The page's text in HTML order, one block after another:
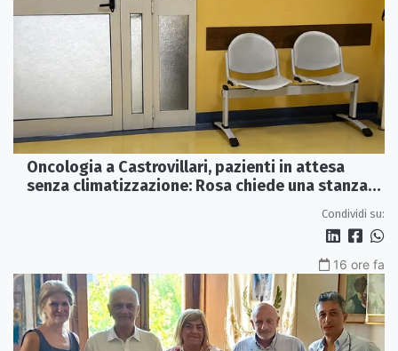
Oncologia a Castrovillari, pazienti in attesa
senza climatizzazione: Rosa chiede una stanza
Condividi su:
16 ore fa